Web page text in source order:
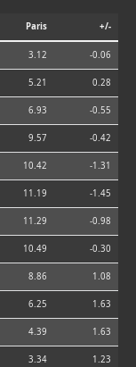
Paris +/-
3.12 -0.06
5.21 0.28
6.93 -0.55
9.57 -0.42
10.42 -1.31
11.19 -1.45
11.29 -0.98
10.49 -0.30
8.86 1.08
6.25 1.63
4.39 1.63
3.34 1.23